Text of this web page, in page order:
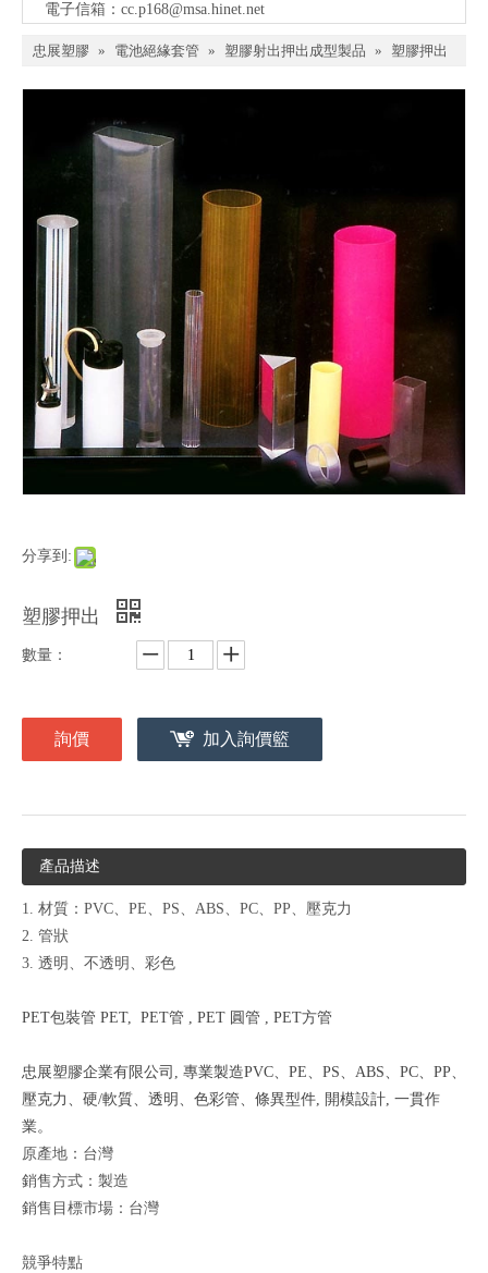
電子信箱： cc.p168@msa.hinet.net
忠展塑膠 » 電池絕緣套管 » 塑膠射出押出成型製品 » 塑膠押出
分享到:
塑膠押出
數量：
詢價 加入詢價籃
產品描述
1. 材質：PVC、PE、PS、ABS、PC、PP、壓克力
2. 管狀
3. 透明、不透明、彩色
PET包裝管 PET, PET管 , PET 圓管 , PET方管
忠展塑膠企業有限公司, 專業製造PVC、PE、PS、ABS、PC、PP、
壓克力、硬/軟質、透明、色彩管、條異型件, 開模設計, 一貫作
業。
原產地：台灣
銷售方式：製造
銷售目標市場：台灣
競爭特點